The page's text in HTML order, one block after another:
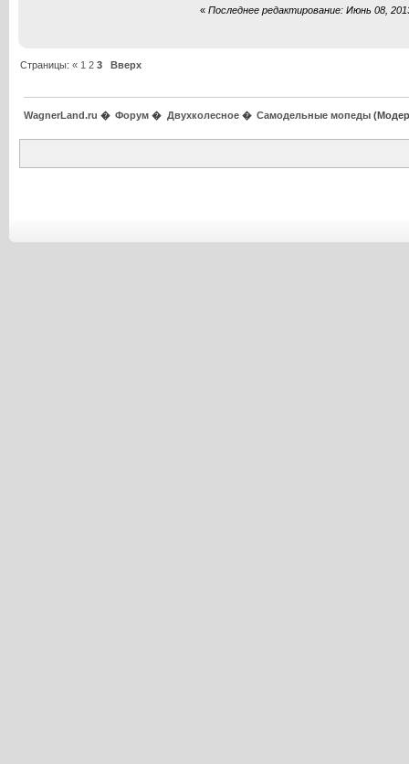
«Последнее редактирование: Июнь 08,
Страницы:« 1 2 3 Вверх
WagnerLand.ru � Форум � Двухколесное� Самодельные мопеды